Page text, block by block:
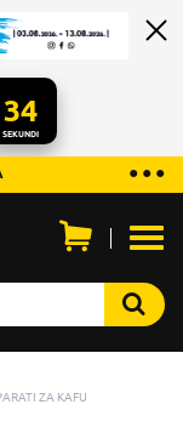
34
SEKUNDI
...
● ● ●
ZA KAFU